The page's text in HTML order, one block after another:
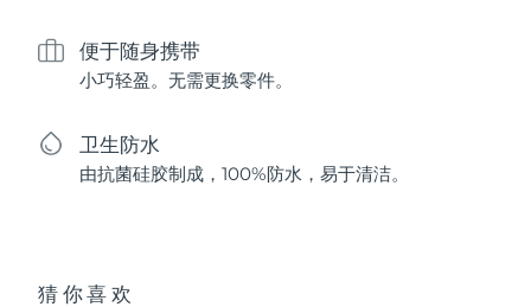
便于随身携带
小巧轻盈。无需更换零件。
卫生防水
由抗菌硅胶制成，100%防水，易于清洁。
猜你喜欢